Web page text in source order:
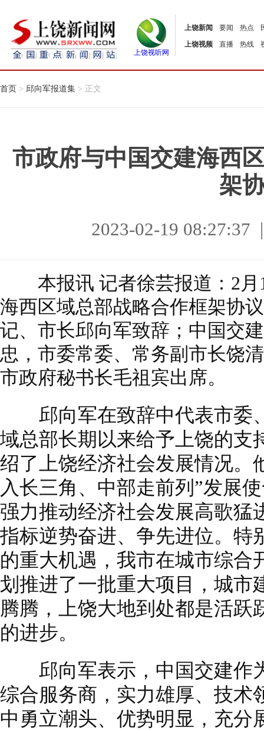
上饶视听网
上饶新闻 要闻 热点
上饶视频
直播 热线
首页 > 邱向军报道集 > 正文
市政府与中国交建海西
架
2023-02-19
本报讯 记者徐芸报道：2月
海西区域总部战略合作框架协
记、市长邱向军致辞；中国交
忠，市委常委、常务副市长饶
市政府秘书长毛祖宾出席。
邱向军在致辞中代表市委
域总部长期以来给予上饶的支
绍了上饶经济社会发展情况。
入长三角、中部走前列”发展
强力推动经济社会发展高歌猛
指标逆势奋进、争先进位。特
的重大机遇，我市在城市综合
划推进了一批重大项目，城市
腾腾，上饶大地到处都是活跃
的进步。
邱向军表示，中国交建作
综合服务商，实力雄厚、技术
中勇立潮头、优势明显，充分